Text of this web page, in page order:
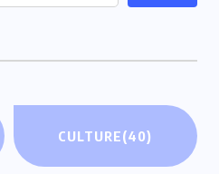
CULTURE(40)